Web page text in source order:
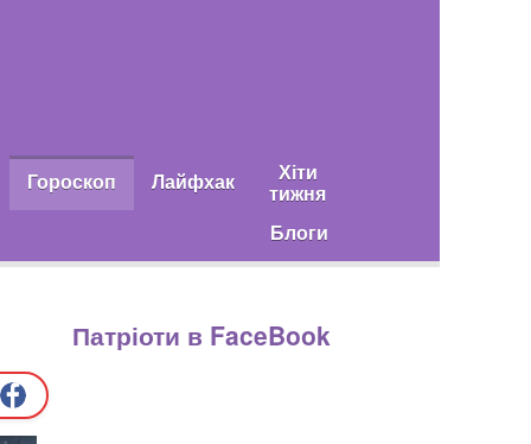
Гороскоп Лайфхак Хіти
тижня
Блоги
Патріоти в FaceBook